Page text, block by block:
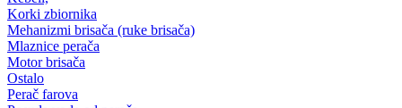
Korki zbiornika
Mehanizmi brisača (ruke brisača)
Mlaznice perača
Motor brisača
Ostalo
Perač farova